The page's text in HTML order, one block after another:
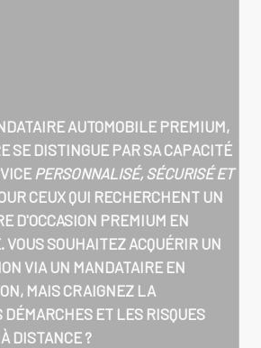
AUTOMOBILE PREMIUM,
SE DISTINGUE PAR SA CAPACITÉ
PERSONNALISÉ, SÉCURISÉ ET
CEUX QUI RECHERCHENT UN
D'OCCASION PREMIUM EN
VOUS SOUHAITEZ ACQUÉRIR UN
VIA UN MANDATAIRE EN
, MAIS CRAIGNEZ LA
ET LES RISQUES
DISTANCE ?